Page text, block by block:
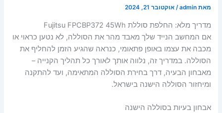
מאתadmin
/אוקטובר 21, 2024
מדריך מלא: החלפת סוללת Fujitsu FPCBP372 45Wh
אם המחשב הנייד שלך מאבד מהר את הסוללה, לא נטען כראוי או
מכבה את עצמו באופן פתאומי, כנראה שהגיע הזמן להחליף את
הסוללה. במדריך זה, נלווה אותך לאורך כל תהליך הקנייה –
מאבחון הבעיה, דרך בחירת הסוללה המתאימה, ועד להתקנה
ומיחזור הסוללה הישנה בישראל.
אבחון בעיות בסוללה הישנה